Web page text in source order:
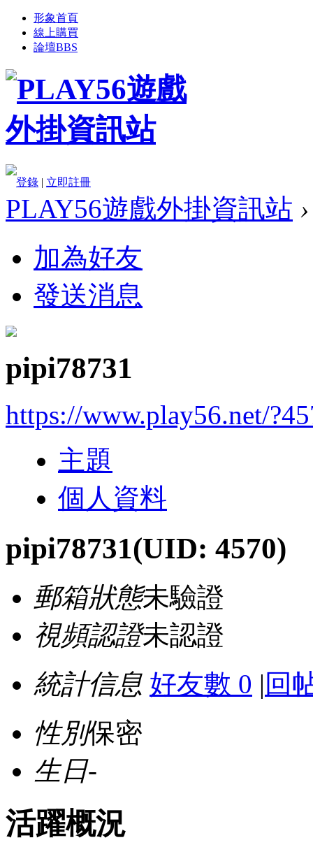
形象首頁
線上購買
論壇BBS
登錄 | 立即註冊
PLAY56遊戲外掛資訊站 ›
加為好友
發送消息
pipi78731
https://www.play56.net/
主題
個人資料
pipi78731(UID: 4570)
郵箱狀態未驗證
視頻認證未認證
統計信息 好友數 0 | 回
性別保密
生日-
活躍概況